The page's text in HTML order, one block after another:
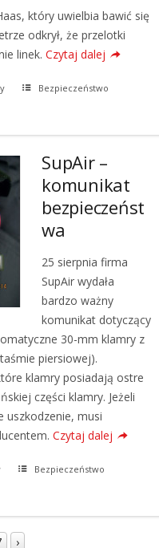
który uwielbia bawić się
odkrył, że przelotki
linek. Czytaj dalej
Bezpieczeństwo
SupAir –
komunikat
bezpieczeńst
wa
25 sierpnia firma
SupAir wydała
bardzo ważny
komunikat dotyczący
30-mm klamry z
piersiowej).
klamry posiadają ostre
części klamry. Jeżeli
uszkodzenie, musi
Czytaj dalej
Bezpieczeństwo
›